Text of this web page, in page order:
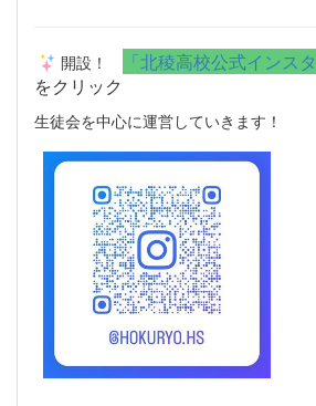
開設！ 「北稜高校公式インス
をクリック
生徒会を中心に運営していきます！